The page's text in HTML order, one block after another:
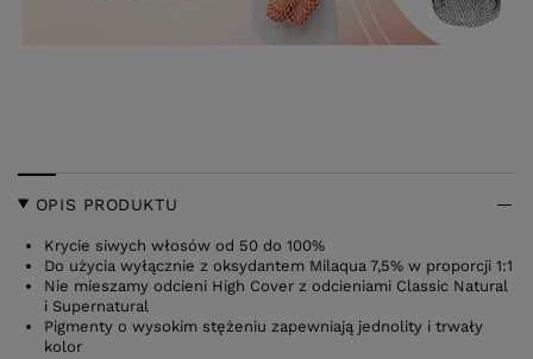
OPIS PRODUKTU
Krycie siwych włosów od 50 do 100%
Do użycia wyłącznie z oksydantem Milaqua 7,5% w proporcji 1:1
Nie mieszamy odcieni High Cover z odcieniami Classic Natural
i Supernatural
Pigmenty o wysokim stężeniu zapewniają jednolity i trwały
kolor